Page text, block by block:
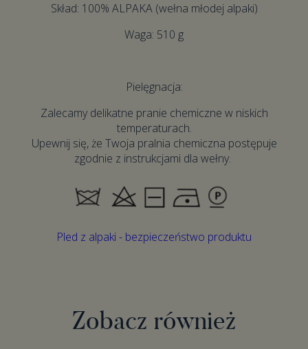
Skład: 100% ALPAKA (wełna młodej alpaki)
Waga: 510 g
Pielęgnacja:
Zalecamy delikatne pranie chemiczne w niskich
temperaturach.
Upewnij się, że Twoja pralnia chemiczna postępuje
zgodnie z instrukcjami dla wełny.
Pled z alpaki - bezpieczeństwo produktu
Zobacz również